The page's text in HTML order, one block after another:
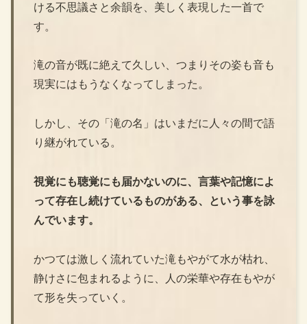
ける不思議さと余韻を、美しく表現した一首で
す。
滝の音が既に絶えて久しい、つまりその姿も音も
現実にはもうなくなってしまった。
しかし、その「滝の名」はいまだに人々の間で語
り継がれている。
視覚にも聴覚にも届かないのに、言葉や記憶によ
って存在し続けているものがある、という事を詠
んでいます。
かつては激しく流れていた滝もやがて水が枯れ、
静けさに包まれるように、人の栄華や存在もやが
て形を失っていく。